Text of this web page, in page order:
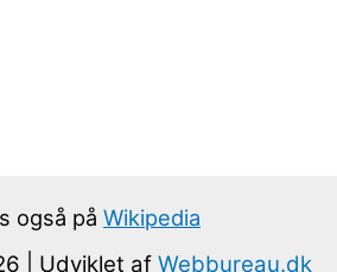
også på Wikipedia
| Udviklet af Webbureau.dk